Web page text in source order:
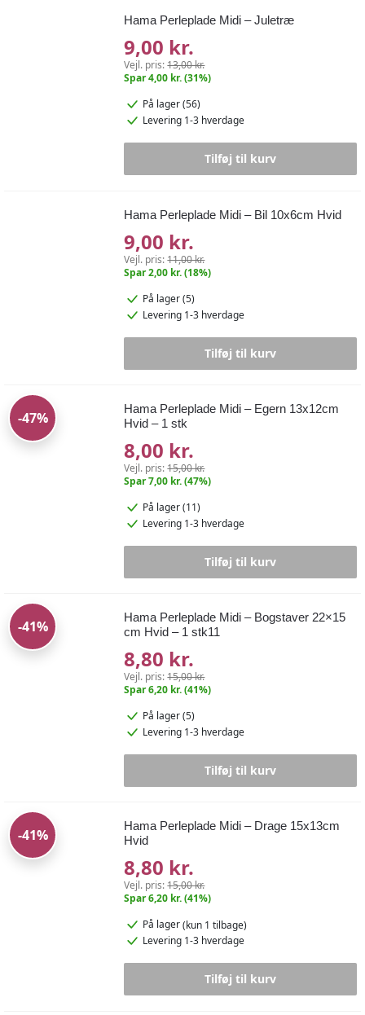
Hama Perleplade Midi – Juletræ
9,00 kr.
Vejl. pris:13,00 kr.
Spar 4,00 kr. (31%)
På lager (56)
Levering 1-3 hverdage
Tilføj til kurv
Hama Perleplade Midi – Bil 10x6cm Hvid
9,00 kr.
Vejl. pris:11,00 kr.
Spar 2,00 kr. (18%)
På lager (5)
Levering 1-3 hverdage
Tilføj til kurv
-47%
Hama Perleplade Midi – Egern 13x12cm
Hvid – 1 stk
8,00 kr.
Vejl. pris:15,00 kr.
Spar 7,00 kr. (47%)
På lager (11)
Levering 1-3 hverdage
Tilføj til kurv
-41%
Hama Perleplade Midi – Bogstaver 22×15
cm Hvid – 1 stk11
8,80 kr.
Vejl. pris:15,00 kr.
Spar 6,20 kr. (41%)
På lager (5)
Levering 1-3 hverdage
Tilføj til kurv
-41%
Hama Perleplade Midi – Drage 15x13cm
Hvid
8,80 kr.
Vejl. pris:15,00 kr.
Spar 6,20 kr. (41%)
På lager(kun 1 tilbage)
Levering 1-3 hverdage
Tilføj til kurv